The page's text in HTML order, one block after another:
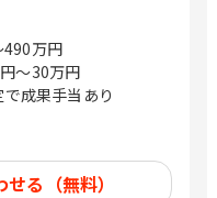
490万円
〜30万円
成果手当あり
る（無料）